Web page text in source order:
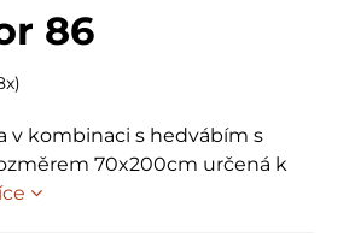
86
x)
v kombinaci s hedvábím s
70x200cm určená k